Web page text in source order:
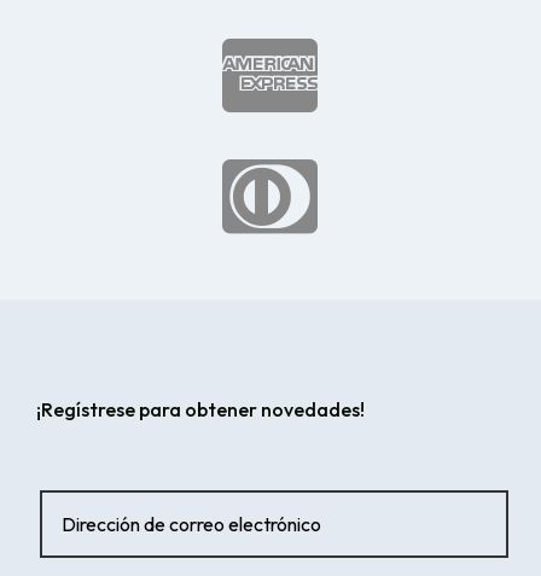


¡Regístrese para obtener novedades!